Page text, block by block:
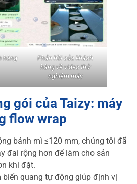
hàng
Phản hồi của khách
hàng về video thử
nghiệm máy
gói của Taizy: máy
flow wrap
bánh mì ≤120 mm, chúng tôi đã
đai rộng hơn để làm cho sản
khi đặt.
biến quang tự động giúp định vị